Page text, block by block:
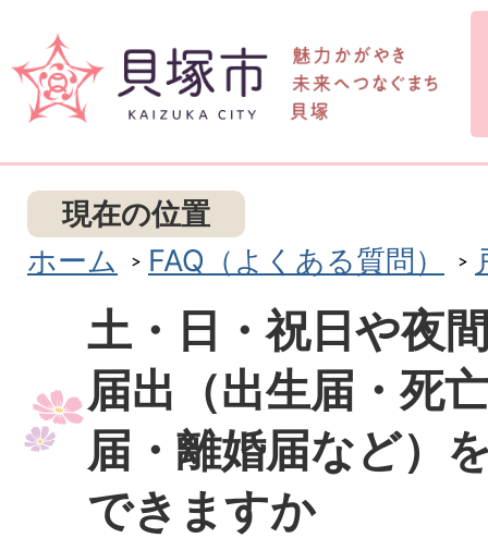
現在の位置
ホーム
FAQ（よくある質問）
土・日・祝日や夜
届出（出生届・死
届・離婚届など）
できますか